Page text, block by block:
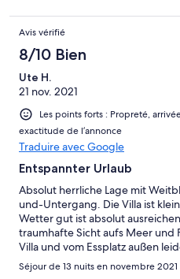
Avis vérifié
8/10 Bien
Ute H.
21 nov. 2021
Les points forts : Propreté,
exactitude de l’annonce
Traduire avec Google
Entspannter Urlaub
Absolut herrliche Lage mit
und-Untergang. Die Villa ist
Wetter gut ist absolut
traumhafte Sicht aufs Meer und
Villa und vom Essplatz außen
sind sehr nett und haben tolle
Probleme gab ( nur Kaltwasser
Séjour de 13 nuits en novembre 2021